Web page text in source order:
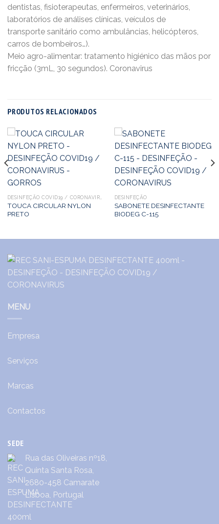
dentistas, fisioterapeutas, enfermeiros, veterinários,
laboratórios de análises clínicas, veículos de
transporte sanitário como ambulâncias, helicópteros,
carros de bombeiros…).
Meio agro-alimentar: tratamento higiénico das mãos por
fricção (3mL, 30 segundos). Coronavirus
PRODUTOS RELACIONADOS
TOUCA CIRCULAR NYLON
PRETO
DESINFEÇÃO
SABONETE DESINFECTANTE
BIODEG C-115
MENU
Empresa
Serviços
Marcas
Contactos
SEDE
Rua das Oliveiras nº18,
Quinta Santa Rosa,
2680-458 Camarate
Lisboa, Portugal